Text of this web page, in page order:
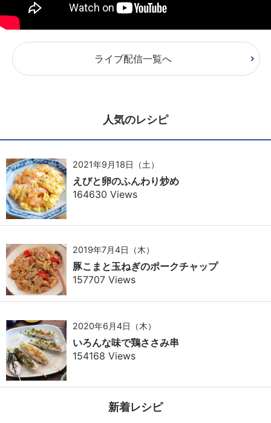
ライブ配信一覧へ
人気のレシピ
2021年9月18日（土）
えびと卵のふんわり炒め
164630 Views
2019年7月4日（木）
豚こまと玉ねぎのポークチャップ
157707 Views
2020年6月4日（木）
いろんな味で鶏ささみ串
154168 Views
新着レシピ